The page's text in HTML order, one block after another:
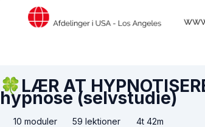
🍀LÆR AT
hypnose (selvstudie)
10 moduler 59 lektioner
4t 42m